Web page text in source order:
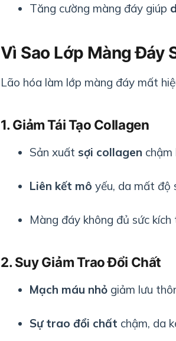
Tăng cường màng đáy giúp
Vì Sao Lớp Màng Đáy
Lão hóa làm lớp màng đáy mất
1. Giảm Tái Tạo Collagen
Sản xuất sợi collagen chậm
Liên kết mô yếu, da mất độ
Màng đáy không đủ sức
2. Suy Giảm Trao Đổi Chất
Mạch máu nhỏgiảm lưu
Sự trao đổi chất chậm, da